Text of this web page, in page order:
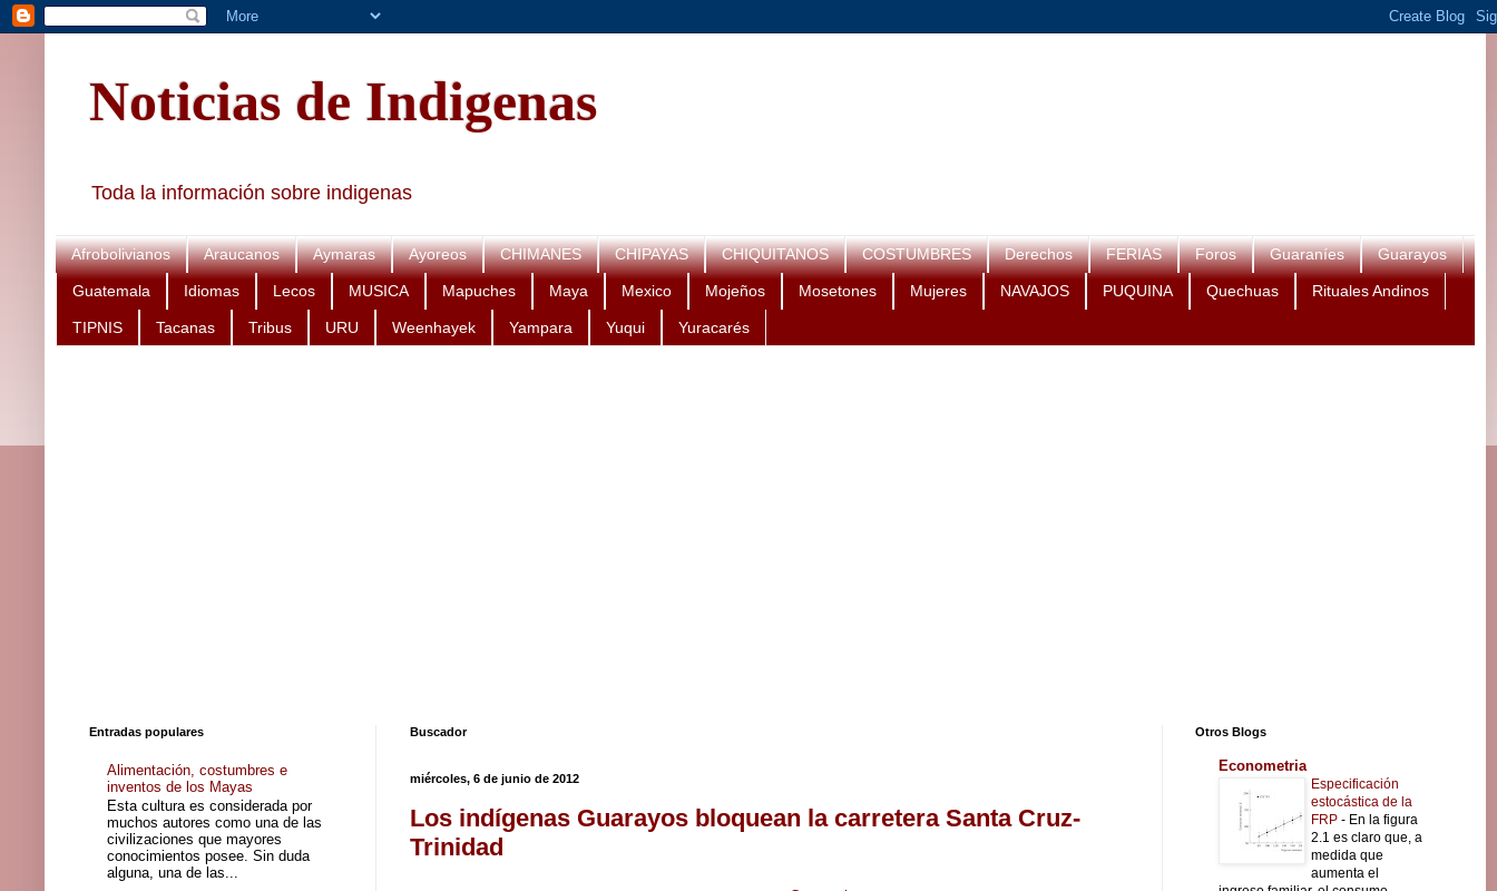
Noticias de Indigenas
Toda la información sobre indigenas
Afrobolivianos Araucanos Aymaras Ayoreos CHIMANES CHIPAYAS CHIQUITANOS COSTUMBRES Derechos FERIAS Foros Guaraníes Guarayos
Guatemala Idiomas Lecos MUSICA Mapuches Maya Mexico Mojeños Mosetones Mujeres NAVAJOS PUQUINA Quechuas Rituales Andinos
TIPNIS Tacanas Tribus URU Weenhayek Yampara Yuqui Yuracarés
Buscador
miércoles, 6 de junio de 2012
Los indígenas Guarayos bloquean la carretera Santa Cruz-
Trinidad
Entradas populares
Alimentación, costumbres e
inventos de los Mayas
Esta cultura es considerada por
muchos autores como una de las
civilizaciones que mayores
conocimientos posee. Sin duda
alguna, una de las...
Otros Blogs
Econometria
Especificación
estocástica de la
FRP - En la figura
2.1 es claro que, a
medida que
aumenta el